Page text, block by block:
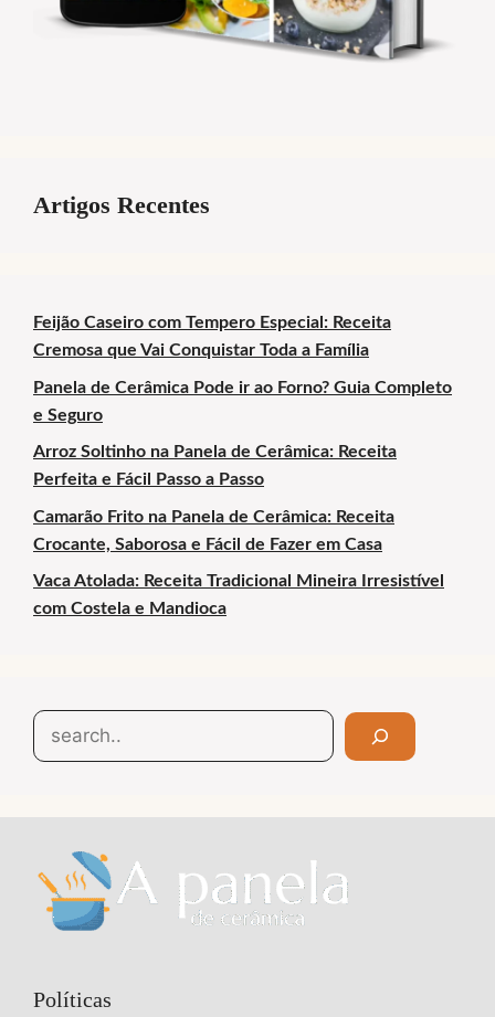
Artigos Recentes
Feijão Caseiro com Tempero Especial: Receita
Cremosa que Vai Conquistar Toda a Família
Panela de Cerâmica Pode ir ao Forno? Guia Completo
e Seguro
Arroz Soltinho na Panela de Cerâmica: Receita
Perfeita e Fácil Passo a Passo
Camarão Frito na Panela de Cerâmica: Receita
Crocante, Saborosa e Fácil de Fazer em Casa
Vaca Atolada: Receita Tradicional Mineira Irresistível
com Costela e Mandioca
Search
Políticas